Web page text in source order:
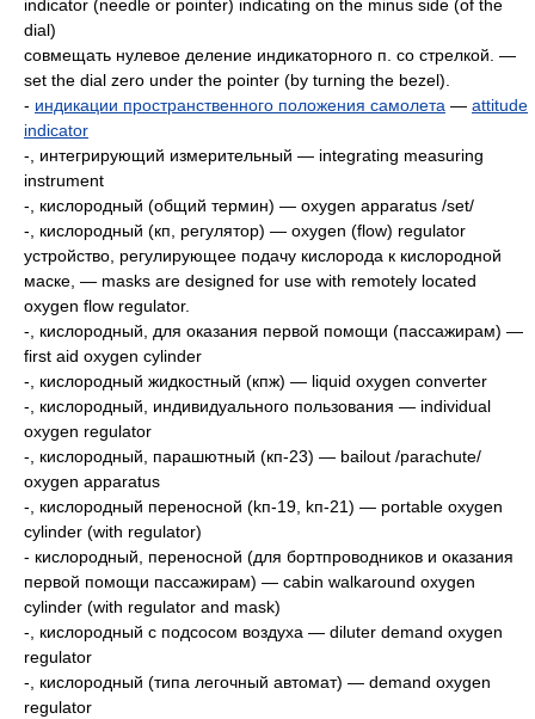
indicator (needle or pointer) indicating on the minus side (of the
dial)
совмещать нулевое деление индикаторного п. со стрелкой. —
set the dial zero under the pointer (by turning the bezel).
- индикации пространственного положения самолета — attitude
indicator
-, интегрирующий измерительный — integrating measuring
instrument
-, кислородный (общий термин) — oxygen apparatus /set/
-, кислородный (кп, регулятор) — oxygen (flow) regulator
устройство, регулирующее подачу кислорода к кислородной
маске, — masks are designed for use with remotely located
oxygen flow regulator.
-, кислородный, для оказания первой помощи (пассажирам) —
first aid oxygen cylinder
-, кислородный жидкостный (кпж) — liquid oxygen converter
-, кислородный, индивидуального пользования — individual
oxygen regulator
-, кислородный, парашютный (кп-23) — bailout /parachute/
oxygen apparatus
-, кислородный переносной (kп-19, kп-21) — portable oxygen
cylinder (with regulator)
- кислородный, переносной (для бортпроводников и оказания
первой помощи пассажирам) — cabin walkaround oxygen
cylinder (with regulator and mask)
-, кислородный с подсосом воздуха — diluter demand oxygen
regulator
-, кислородный (типа легочный автомат) — demand oxygen
regulator